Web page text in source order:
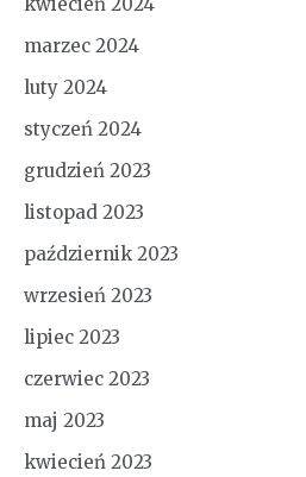
marzec 2024
luty 2024
styczeń 2024
grudzień 2023
listopad 2023
październik 2023
wrzesień 2023
lipiec 2023
czerwiec 2023
maj 2023
kwiecień 2023